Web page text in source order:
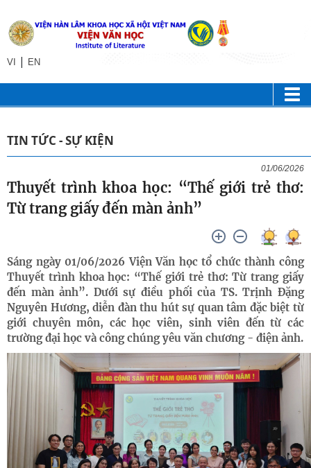
VI | EN
TIN TỨC - SỰ KIỆN
01/06/2026
Thuyết trình khoa học: “Thế giới trẻ thơ:
Từ trang giấy đến màn ảnh”
Sáng ngày 01/06/2026 Viện Văn học tổ chức thành công
Thuyết trình khoa học: “Thế giới trẻ thơ: Từ trang giấy
đến màn ảnh”. Dưới sự điều phối của TS. Trịnh Đặng
Nguyên Hương, diễn đàn thu hút sự quan tâm đặc biệt từ
giới chuyên môn, các học viên, sinh viên đến từ các
trường đại học và công chúng yêu văn chương - điện ảnh.